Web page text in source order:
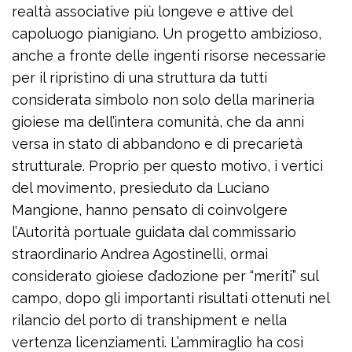
realtà associative più longeve e attive del
capoluogo pianigiano. Un progetto ambizioso,
anche a fronte delle ingenti risorse necessarie
per il ripristino di una struttura da tutti
considerata simbolo non solo della marineria
gioiese ma dell’intera comunità, che da anni
versa in stato di abbandono e di precarietà
strutturale. Proprio per questo motivo, i vertici
del movimento, presieduto da Luciano
Mangione, hanno pensato di coinvolgere
l’Autorità portuale guidata dal commissario
straordinario Andrea Agostinelli, ormai
considerato gioiese d’adozione per “meriti” sul
campo, dopo gli importanti risultati ottenuti nel
rilancio del porto di transhipment e nella
vertenza licenziamenti. L’ammiraglio ha così